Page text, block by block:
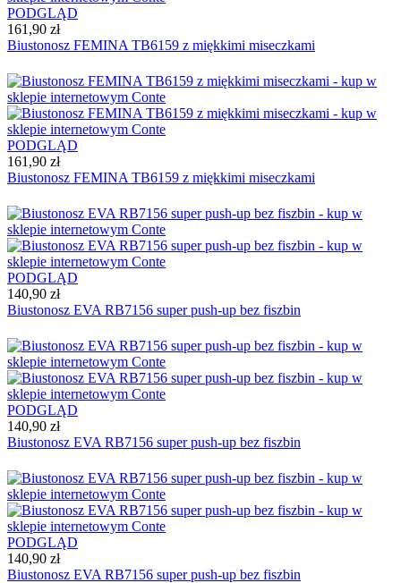
PODGLĄD
161,90 zł
Biustonosz FEMINA TB6159 z miękkimi miseczkami
PODGLĄD
161,90 zł
Biustonosz FEMINA TB6159 z miękkimi miseczkami
PODGLĄD
140,90 zł
Biustonosz EVA RB7156 super push-up bez fiszbin
PODGLĄD
140,90 zł
Biustonosz EVA RB7156 super push-up bez fiszbin
PODGLĄD
140,90 zł
Biustonosz EVA RB7156 super push-up bez fiszbin